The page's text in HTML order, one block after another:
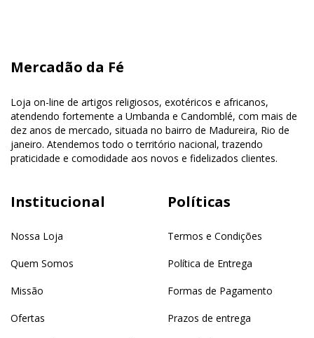
Mercadão da Fé
Loja on-line de artigos religiosos, exotéricos e africanos,
atendendo fortemente a Umbanda e Candomblé, com mais de
dez anos de mercado, situada no bairro de Madureira, Rio de
janeiro. Atendemos todo o território nacional, trazendo
praticidade e comodidade aos novos e fidelizados clientes.
Institucional
Nossa Loja
Quem Somos
Missão
Ofertas
Políticas
Termos e Condições
Política de Entrega
Formas de Pagamento
Prazos de entrega